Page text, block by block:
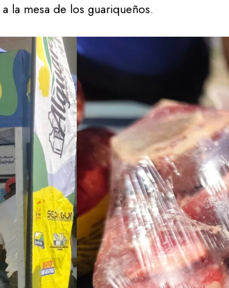
la mesa de los guariqueños.